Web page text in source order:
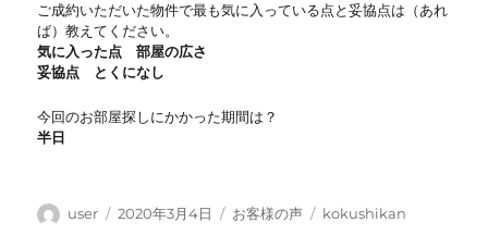
ご成約いただいた物件で最も気に入っている点と妥協点は（あれ
ば）教えてください。
気に入った点 部屋の広さ
妥協点 とくになし
今回のお部屋探しにかかった期間は？
半日
投
user
投
2020年3月4日
カ
お客様の声
タ
kokushikan